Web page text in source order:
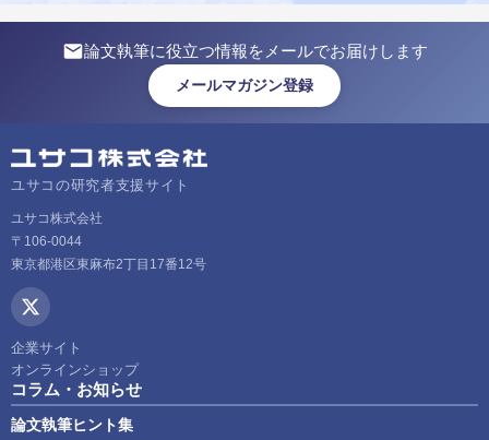
論文執筆に役立つ情報をメールでお届けします
メールマガジン登録
ユサコの研究者支援サイト
ユサコ株式会社
〒106-0044
東京都港区東麻布2丁目17番12号
企業サイト
オンラインショップ
コラム・お知らせ
論文執筆ヒント集